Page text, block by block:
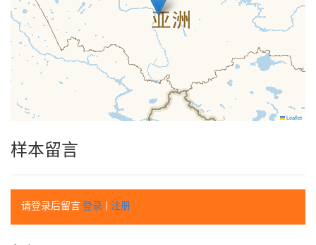
Leaflet
样本留言
请登录后留言 登录 注册